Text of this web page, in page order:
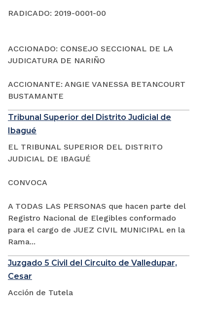
RADICADO: 2019-0001-00
ACCIONADO: CONSEJO SECCIONAL DE LA
JUDICATURA DE NARIÑO
ACCIONANTE: ANGIE VANESSA BETANCOURT
BUSTAMANTE
Tribunal Superior del Distrito Judicial de
Ibagué
EL TRIBUNAL SUPERIOR DEL DISTRITO
JUDICIAL DE IBAGUÉ
CONVOCA
A TODAS LAS PERSONAS que hacen parte del
Registro Nacional de Elegibles conformado
para el cargo de JUEZ CIVIL MUNICIPAL en la
Rama...
Juzgado 5 Civil del Circuito de Valledupar,
Cesar
Acción de Tutela